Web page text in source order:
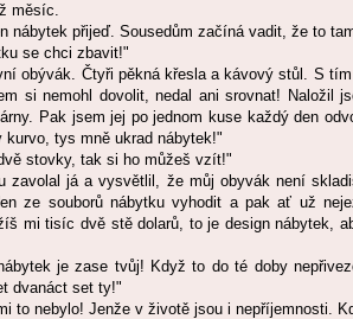
měsíc.
přijeď. Sousedům začíná vadit, že to
se chci zbavit!"
obývák. Čtyři pěkná křesla a kávový stůl. S
si nemohl dovolit, nedal ani srovnat! Naložil
Pak jsem jej po jednom kuse každý den
tys mně ukrad nábytek!"
stovky, tak si ho můžeš vzít!"
zavolal já a vysvětlil, že můj obyvák není
ze souborů nábytku vyhodit a pak ať už
mi tisíc dvě stě dolarů, to je design nábytek,
je zase tvůj! Když to do té doby
dvanáct set ty!"
to nebylo! Jenže v životě jsou i nepříjemnosti.